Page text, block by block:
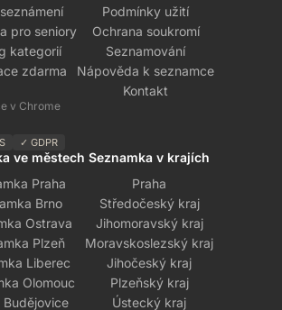
pro seniory
kategorií
zdarma
v Chrome
✓ GDPR
Podmínky užití
Ochrana soukromí
Seznamování
Nápověda k seznamce
Kontakt
ve městech
Praha
Brno
Ostrava
Plzeň
Liberec
Olomouc
Budějovice
Seznamka v krajích
Praha
Středočeský kraj
Jihomoravský kraj
Moravskoslezský kraj
Jihočeský kraj
Plzeňský kraj
Ústecký kraj